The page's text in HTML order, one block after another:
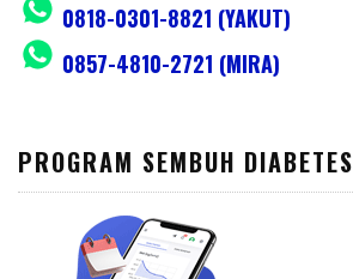
0818-0301-8821 (YAKUT)
0857-4810-2721 (MIRA)
PROGRAM SEMBUH DIABETES